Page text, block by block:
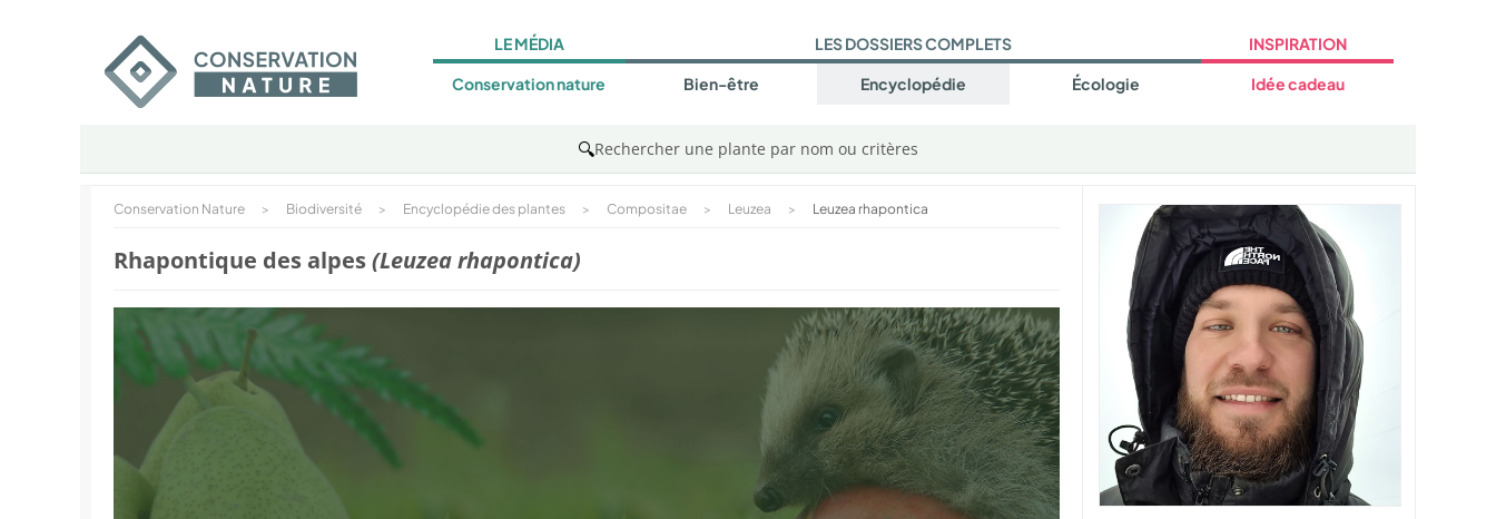
LE MÉDIA
Conservation nature
LES DOSSIERS COMPLETS
Bien-être Encyclopédie Écologie
INSPIRATION
Idée cadeau
🔍Rechercher une plante par nom ou critères
Conservation Nature > Biodiversité > Encyclopédie des plantes > Compositae > Leuzea > Leuzea rhapontica
Rhapontique des alpes(Leuzea rhapontica)